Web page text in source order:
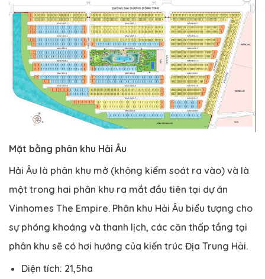
Mặt bằng phân khu Hải Âu
Hải Âu là phân khu mở (không kiểm soát ra vào) và là
một trong hai phân khu ra mắt đầu tiên tại dự án
Vinhomes The Empire. Phân khu Hải Âu biểu tượng cho
sự phóng khoáng và thanh lịch, các căn thấp tầng tại
phân khu sẽ có hơi hướng của kiến trúc Địa Trung Hải.
Diện tích: 21,5ha